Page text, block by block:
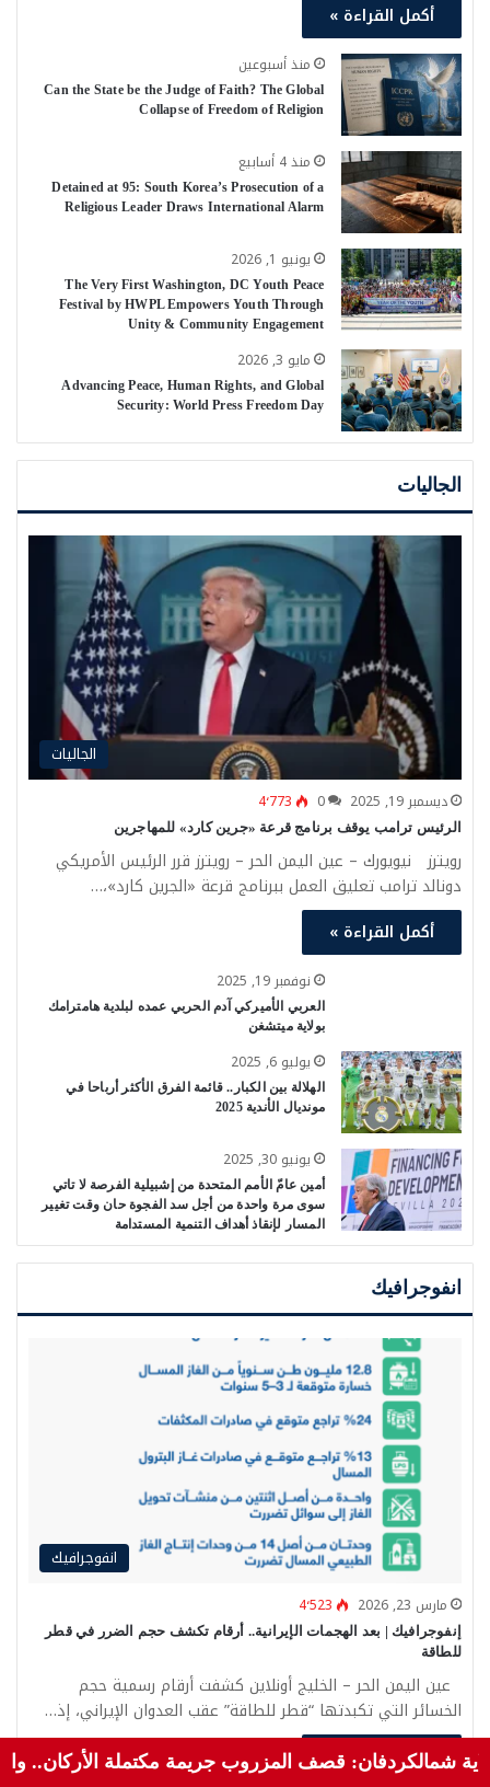
أكمل القراءة »
منذ أسبوعين
Can the State be the Judge of Faith? The Global
Collapse of Freedom of Religion
منذ 4 أسابيع
Detained at 95: South Korea’s Prosecution of a
Religious Leader Draws International Alarm
يونيو 1, 2026
The Very First Washington, DC Youth Peace
Festival by HWPL Empowers Youth Through
Unity & Community Engagement
مايو 3, 2026
Advancing Peace, Human Rights, and Global
Security: World Press Freedom Day
الجاليات
الجاليات
ديسمبر 19, 2025 0 4٬773
الرئيس ترامب يوقف برنامج قرعة «جرين كارد» للمهاجرين
رويترز نيويورك – عين اليمن الحر – رويترز قرر الرئيس الأمريكي
دونالد ترامب تعليق العمل ببرنامج قرعة «الجرين كارد»،…
أكمل القراءة »
نوفمبر 19, 2025
العربي الأميركي آدم الحربي عمده لبلدية هامترامك
بولاية ميتشغن
يوليو 6, 2025
الهلالة بين الكبار.. قائمة الفرق الأكثر أرباحا في
مونديال الأندية 2025
يونيو 30, 2025
أمين عامّ الأمم المتحدة من إشبيلية الفرصة لا تاتي
سوى مرة واحدة من أجل سد الفجوة حان وقت تغيير
المسار لإنقاذ أهداف التنمية المستدامة
انفوجرافيك
انفوجرافيك
مارس 23, 2026 4٬523
إنفوجرافيك | بعد الهجمات الإيرانية.. أرقام تكشف حجم الضرر في قطر
للطاقة
عين اليمن الحر – الخليج أونلاين كشفت أرقام رسمية حجم
الخسائر التي تكبدتها “قطر للطاقة” عقب العدوان الإيراني، إذ…
أكمل القراءة »
قصف المزروب جريمة مكتملة الأركان.. واستهداف